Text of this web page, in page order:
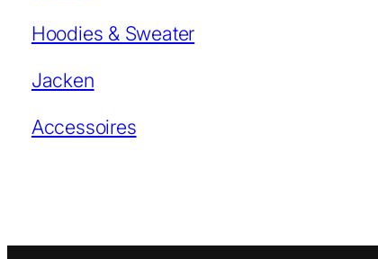
Hoodies & Sweater
Jacken
Accessoires